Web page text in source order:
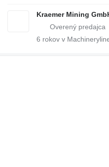
Kraemer Mining
6 rokov v